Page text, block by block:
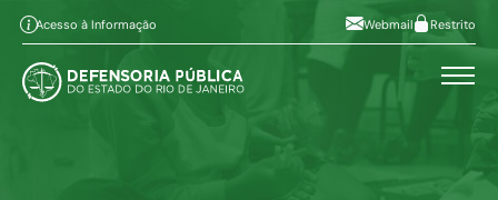
Pular para o conteúdo principal
Ir ao conteúdo Alt+2
Alto contraste
A Aumentar fonte Alt+6
Acesso à Informação Webmail Restrito